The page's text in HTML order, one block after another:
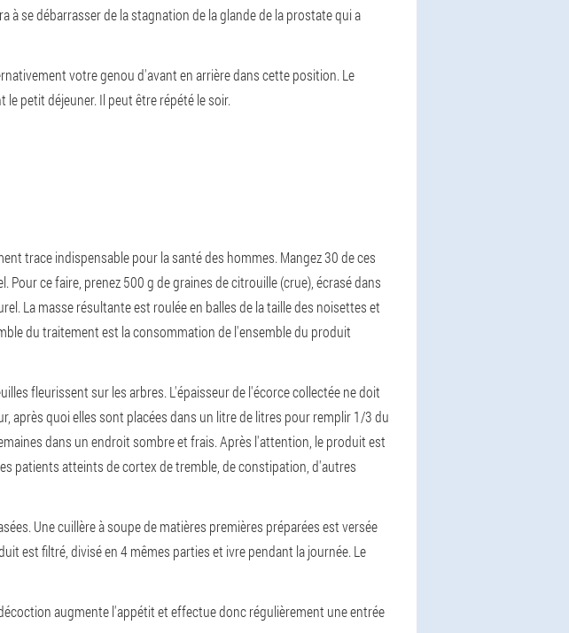
à se débarrasser de la stagnation de la glande de la prostate qui a
votre genou d'avant en arrière dans cette position. Le
petit déjeuner. Il peut être répété le soir.
trace indispensable pour la santé des hommes. Mangez 30 de ces
ce faire, prenez 500 g de graines de citrouille (crue), écrasé dans
La masse résultante est roulée en balles de la taille des noisettes et
du traitement est la consommation de l'ensemble du produit
fleurissent sur les arbres. L'épaisseur de l'écorce collectée ne doit
après quoi elles sont placées dans un litre de litres pour remplir 1/3 du
dans un endroit sombre et frais. Après l'attention, le produit est
patients atteints de cortex de tremble, de constipation, d'autres
Une cuillère à soupe de matières premières préparées est versée
est filtré, divisé en 4 mêmes parties et ivre pendant la journée. Le
augmente l'appétit et effectue donc régulièrement une entrée